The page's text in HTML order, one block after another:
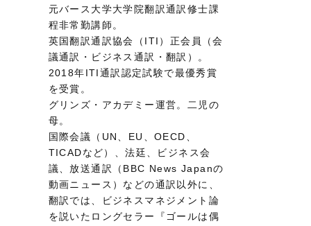
元バース大学大学院翻訳通訳修士課
程非常勤講師。
英国翻訳通訳協会（ITI）正会員（会
議通訳・ビジネス通訳・翻訳）。
2018年ITI通訳認定試験で最優秀賞
を受賞。
グリンズ・アカデミー運営。二児の
母。
国際会議（UN、EU、OECD、
TICADなど）、法廷、ビジネス会
議、放送通訳（BBC News Japanの
動画ニュース）などの通訳以外に、
翻訳では、ビジネスマネジメント論
を説いたロングセラー『ゴールは偶